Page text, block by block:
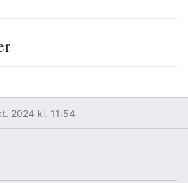
2024 kl. 11:54